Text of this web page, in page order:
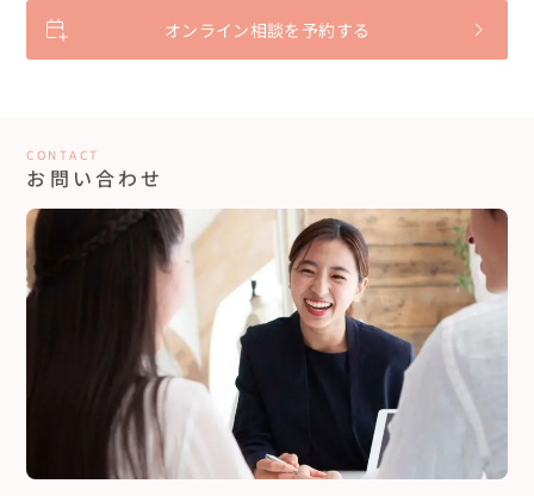
オンライン相談を予約する
CONTACT
お問い合わせ